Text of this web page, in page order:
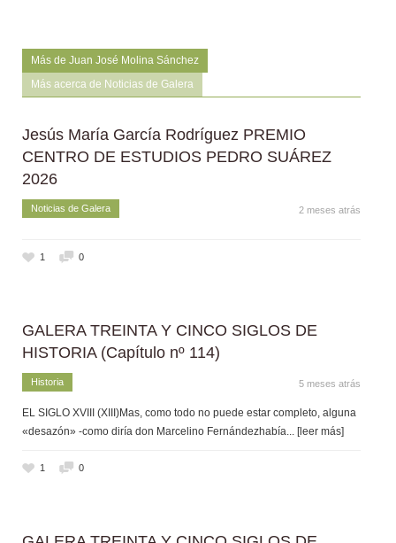
Más de Juan José Molina Sánchez
Más acerca de Noticias de Galera
Jesús María García Rodríguez PREMIO
CENTRO DE ESTUDIOS PEDRO SUÁREZ
2026
Noticias de Galera 2 meses atrás
1 0
GALERA TREINTA Y CINCO SIGLOS DE
HISTORIA (Capítulo nº 114)
Historia 5 meses atrás
EL SIGLO XVIII (XIII)Mas, como todo no puede estar completo, alguna
«desazón» -como diría don Marcelino Fernándezhabía ... [leer más]
1 0